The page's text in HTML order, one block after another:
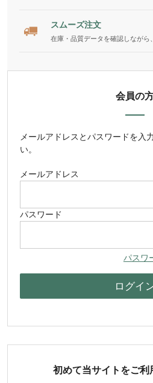
スムーズ注文
在庫・品質データを確認しながら
会員の
メールアドレス とパスワードを入
い。
メールアドレス
パスワード
パスワ
初めて当サイトをご利